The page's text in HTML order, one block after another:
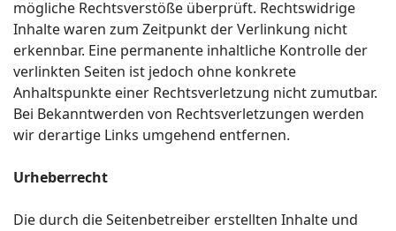
mögliche Rechtsverstöße überprüft. Rechtswidrige
Inhalte waren zum Zeitpunkt der Verlinkung nicht
erkennbar. Eine permanente inhaltliche Kontrolle der
verlinkten Seiten ist jedoch ohne konkrete
Anhaltspunkte einer Rechtsverletzung nicht zumutbar.
Bei Bekanntwerden von Rechtsverletzungen werden
wir derartige Links umgehend entfernen.
Urheberrecht
Die durch die Seitenbetreiber erstellten Inhalte und